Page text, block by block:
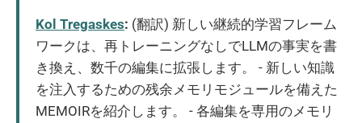
Kol Tregaskes: (翻訳) 新しい継続的学習フレーム
ワークは、再トレーニングなしでLLMの事実を書
き換え、数千の編集に拡張します。 - 新しい知識
を注入するための残余メモリモジュールを備えた
MEMOIRを紹介します。 - 各編集を専用のメモリ